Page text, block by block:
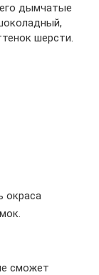
дымчатые
шерсти.
окраса
сможет